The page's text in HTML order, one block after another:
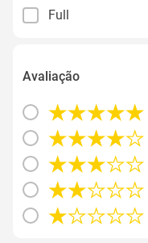
Full
Avaliação